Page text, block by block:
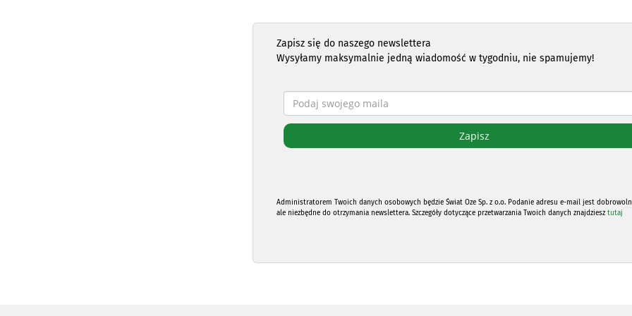
Zapisz się do naszego newslettera
Wysyłamy maksymalnie jedną wiadomość w tygodniu, nie spamujemy!
Administratorem Twoich danych osobowych będzie Świat Oze Sp. z o.o. Podanie adresu e-mail jest
ale niezbędne do otrzymania newslettera. Szczegóły dotyczące przetwarzania Twoich danych znajdziesztutaj